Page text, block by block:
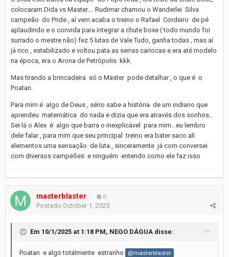
colocaram Dida vs Master.... Rudimar chamou o Wanderlei Silva
campeão do Pride , aí vem acaba o treino o Rafael Cordeiro de pé
aplaudindo e o convida para integrar a chute boxe ( todo mundo foi
surrado o mestre não) fez 5 lutas de Vale Tudo, ganha todas , mas aí
já rico , estabilizado e voltou pata as serras cariocas e era até modelo
na época, era o Arona de Petrópolis kkk.
Mas tirando a brincadeira só o Master pode detalhar , o que é o
Poatan.
Para mim é algo de Deus , sério sabe a história de um indiano que
aprendeu matemática do nada e dizia que era através dos sonhos..
Sei lá o Alex é algo que barra o inexplicável para mim.. eu lembro
dele falar , para mim que seu principal treino era bater saco ali
elementos uma sensação de luta , sinceramente já com conversei
com diversos campeões e ninguém entendo como ele faz isso
masterblaster 0
Postado October 1, 2025
Em 10/1/2025 at 1:18 PM, NEGO DÁGUA disse:
Poatan e algo totalmente estranho @masterblaster